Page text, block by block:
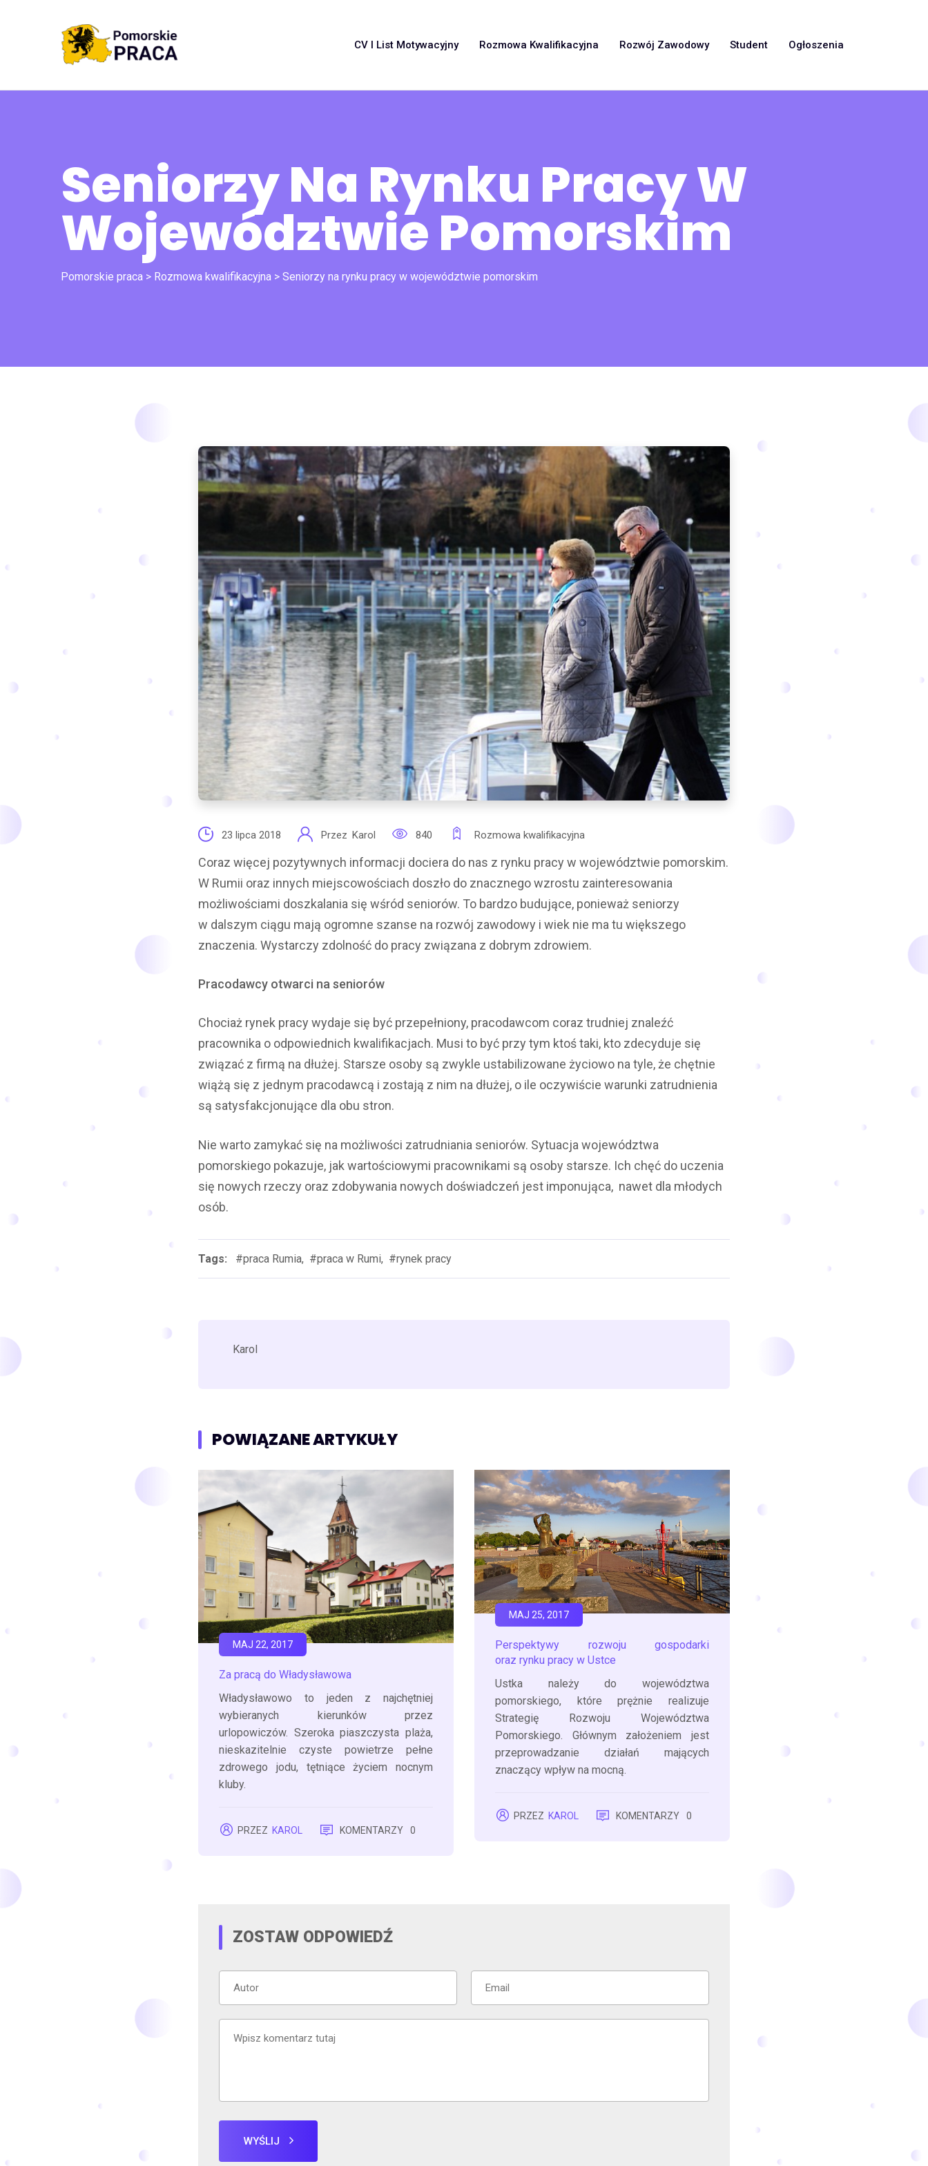
CV I List Motywacyjny Rozmowa Kwalifikacyjna Rozwój Zawodowy Student Ogłoszenia
Seniorzy Na Rynku Pracy W
Województwie Pomorskim
Pomorskie praca> Rozmowa kwalifikacyjna> Seniorzy na rynku pracy w województwie pomorskim
23 lipca 2018 Przez Karol 840 Rozmowa kwalifikacyjna
Coraz więcej pozytywnych informacji dociera do nas z rynku pracy w województwie pomorskim.
W Rumii oraz innych miejscowościach doszło do znacznego wzrostu zainteresowania
możliwościami doszkalania się wśród seniorów. To bardzo budujące, ponieważ seniorzy
w dalszym ciągu mają ogromne szanse na rozwój zawodowy i wiek nie ma tu większego
znaczenia. Wystarczy zdolność do pracy związana z dobrym zdrowiem.
Pracodawcy otwarci na seniorów
Chociaż rynek pracy wydaje się być przepełniony, pracodawcom coraz trudniej znaleźć
pracownika o odpowiednich kwalifikacjach. Musi to być przy tym ktoś taki, kto zdecyduje się
związać z firmą na dłużej. Starsze osoby są zwykle ustabilizowane życiowo na tyle, że chętnie
wiążą się z jednym pracodawcą i zostają z nim na dłużej, o ile oczywiście warunki zatrudnienia
są satysfakcjonujące dla obu stron.
Nie warto zamykać się na możliwości zatrudniania seniorów. Sytuacja województwa
pomorskiego pokazuje, jak wartościowymi pracownikami są osoby starsze. Ich chęć do uczenia
się nowych rzeczy oraz zdobywania nowych doświadczeń jest imponująca, nawet dla młodych
osób.
Tags: #praca Rumia, #praca w Rumi, #rynek pracy
Karol
POWIĄZANE ARTYKUŁY
Za pracą do Władysławowa
Władysławowo to jeden z najchętniej
wybieranych kierunków przez
urlopowiczów. Szeroka piaszczysta plaża,
nieskazitelnie czyste powietrze pełne
zdrowego jodu, tętniące życiem nocnym
kluby.
MAJ 22, 2017
PRZEZ KAROL KOMENTARZY 0
Perspektywy rozwoju gospodarki
oraz rynku pracy w Ustce
Ustka należy do województwa
pomorskiego, które prężnie realizuje
Strategię Rozwoju Województwa
Pomorskiego. Głównym założeniem jest
przeprowadzanie działań mających
znaczący wpływ na mocną.
MAJ 25, 2017
PRZEZ KAROL KOMENTARZY 0
ZOSTAW ODPOWIEDŹ
WYŚLIJ